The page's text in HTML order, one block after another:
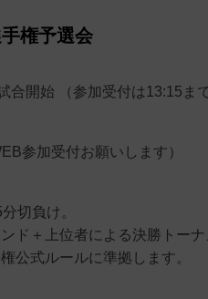
権予選会
開始 （参加受付は13:15まで
参加受付お願いします）
切負け。
ド＋上位者による決勝トーナ
公式ルールに準拠します。